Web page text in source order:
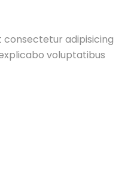
consectetur adipisicing
voluptatibus